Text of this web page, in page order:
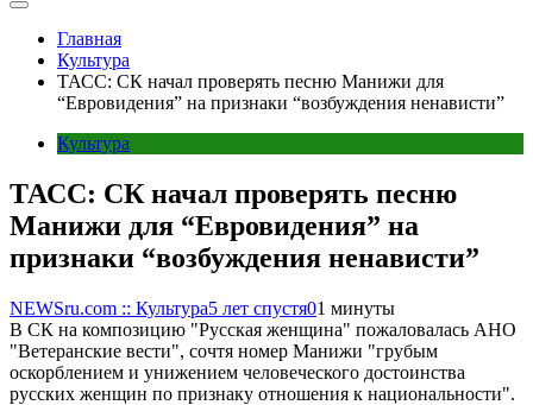
Главная
Культура
ТАСС: СК начал проверять песню Манижи для
“Евровидения” на признаки “возбуждения ненависти”
Культура
ТАСС: СК начал проверять песню
Манижи для “Евровидения” на
признаки “возбуждения ненависти”
NEWSru.com :: Культура5 лет спустя01 минуты
В СК на композицию "Русская женщина" пожаловалась АНО
"Ветеранские вести", сочтя номер Манижи "грубым
оскорблением и унижением человеческого достоинства
русских женщин по признаку отношения к национальности".